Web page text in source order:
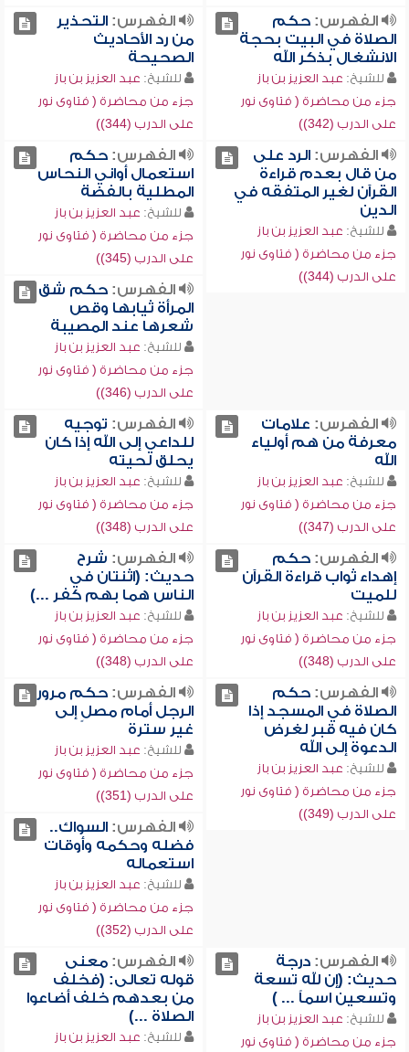
الفهرس:حكم
الصلاة في البيت بحجة
الانشغال بذكر الله
للشيخ: عبد العزيز بن باز
جزء من محاضرة ( فتاوى نور
على الدرب (342))
الفهرس:التحذير
من رد الأحاديث
الصحيحة
للشيخ: عبد العزيز بن باز
جزء من محاضرة ( فتاوى نور
على الدرب (344))
الفهرس:الرد على
من قال بعدم قراءة
القرآن لغير المتفقه في
الدين
للشيخ: عبد العزيز بن باز
جزء من محاضرة ( فتاوى نور
على الدرب (344))
الفهرس:حكم
استعمال أواني النحاس
المطلية بالفضة
للشيخ: عبد العزيز بن باز
جزء من محاضرة ( فتاوى نور
على الدرب (345))
الفهرس:حكم شق
المرأة ثيابها وقص
شعرها عند المصيبة
للشيخ: عبد العزيز بن باز
جزء من محاضرة ( فتاوى نور
على الدرب (346))
الفهرس: علامات
معرفة من هم أولياء
الله
للشيخ: عبد العزيز بن باز
جزء من محاضرة ( فتاوى نور
على الدرب (347))
الفهرس: توجيه
للداعي إلى الله إذا كان
يحلق لحيته
للشيخ: عبد العزيز بن باز
جزء من محاضرة ( فتاوى نور
على الدرب (348))
الفهرس:حكم
إهداء ثواب قراءة القرآن
للميت
للشيخ: عبد العزيز بن باز
جزء من محاضرة ( فتاوى نور
على الدرب (348))
الفهرس: شرح
حديث: (اثنتان في
الناس هما بهم كفر ...)
للشيخ: عبد العزيز بن باز
جزء من محاضرة ( فتاوى نور
على الدرب (348))
الفهرس:حكم
الصلاة في المسجد إذا
كان فيه قبر لغرض
الدعوة إلى الله
للشيخ: عبد العزيز بن باز
جزء من محاضرة ( فتاوى نور
على الدرب (349))
الفهرس:حكم مرور
الرجل أمام مصلٍ إلى
غير سترة
للشيخ: عبد العزيز بن باز
جزء من محاضرة ( فتاوى نور
على الدرب (351))
الفهرس:السواك..
فضله وحكمه وأوقات
استعماله
للشيخ: عبد العزيز بن باز
جزء من محاضرة ( فتاوى نور
على الدرب (352))
الفهرس:درجة
حديث: (إن لله تسعة
وتسعين اسماً ... )
للشيخ: عبد العزيز بن باز
جزء من محاضرة ( فتاوى نور
الفهرس:معنى
قوله تعالى: (فخلف
من بعدهم خلف أضاعوا
الصلاة ...)
للشيخ: عبد العزيز بن باز